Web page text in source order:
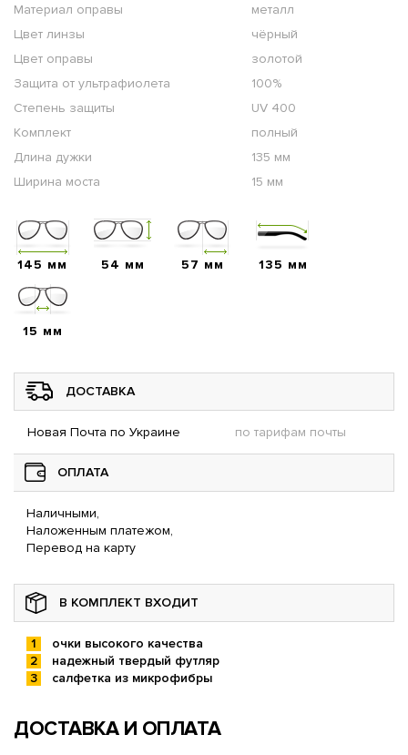
Материал оправы
металл
Цвет линзы
чёрный
Цвет оправы
золотой
Защита от ультрафиолета
100%
Степень защиты
UV 400
Комплект
полный
Длина дужки
135 мм
Ширина моста
15 мм
145 мм 54 мм 57 мм 135 мм
15 мм
ДОСТАВКА
Новая Почта по Украине по тарифам почты
ОПЛАТА
Наличными,
Наложенным платежом,
Перевод на карту
В КОМПЛЕКТ ВХОДИТ
очки высокого качества
надежный твердый футляр
салфетка из микрофибры
ДОСТАВКА И ОПЛАТА